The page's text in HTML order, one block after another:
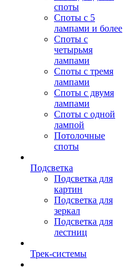
споты
Споты с 5
лампами и более
Споты с
четырьмя
лампами
Споты с тремя
лампами
Споты с двумя
лампами
Споты с одной
лампой
Потолочные
споты
Подсветка
Подсветка для
картин
Подсветка для
зеркал
Подсветка для
лестниц
Трек-системы